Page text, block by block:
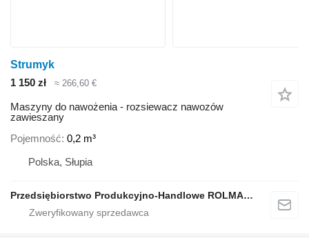
Strumyk
1 150 zł
≈ 266,60 €
Maszyny do nawożenia - rozsiewacz nawozów
zawieszany
Pojemność 0,2 m³
Polska, Słupia
Przedsiębiorstwo Produkcyjno-Handlowe ROLMAPOL Marcin Dziekan